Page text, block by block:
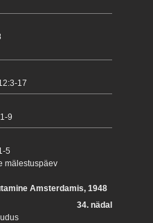
17
9
5
mälestuspäev
Amsterdamis, 1948
34. nädal